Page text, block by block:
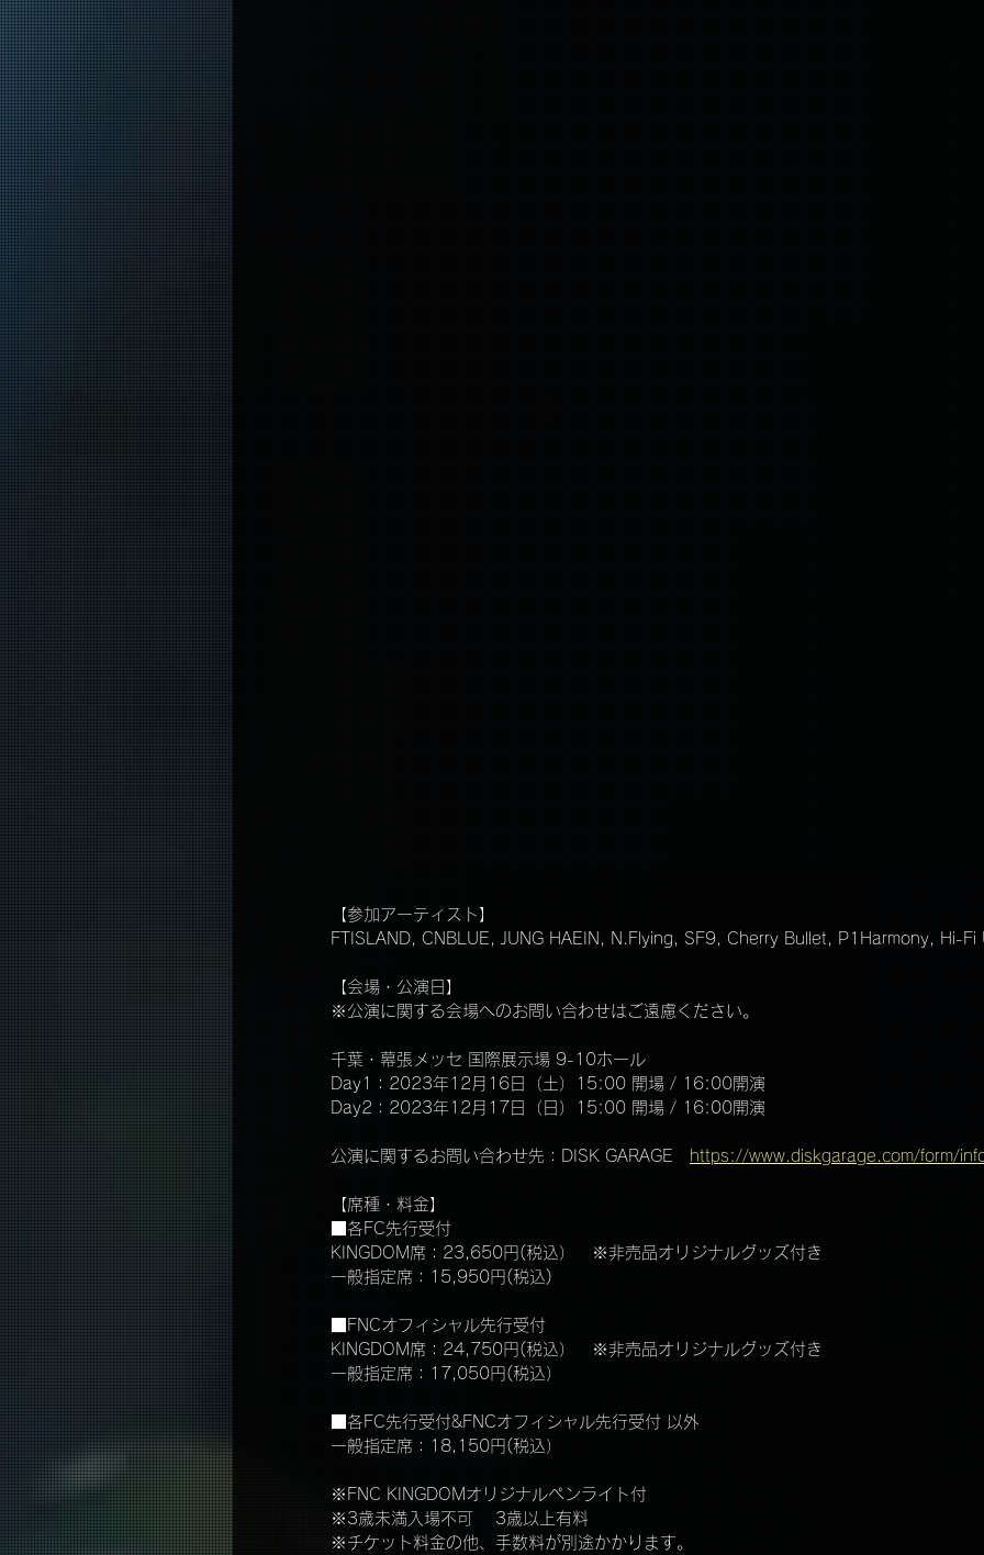
【参加アーティスト】
FTISLAND, CNBLUE, JUNG HAEIN, N.Flying, SF9, Cherry Bullet, P1Harmony, Hi-Fi
【会場・公演日】
※公演に関する会場へのお問い合わせはご遠慮ください。
千葉・幕張メッセ 国際展示場 9-10ホール
Day1：2023年12月16日（土）15:00 開場 / 16:00開演
Day2：2023年12月17日（日）15:00 開場 / 16:00開演
公演に関するお問い合わせ先：DISK GARAGE https://www.diskgarage.com/form/
【席種・料金】
■各FC先行受付
KINGDOM席：23,650円(税込）　※非売品オリジナルグッズ付き
一般指定席：15,950円(税込)
■FNCオフィシャル先行受付
KINGDOM席：24,750円(税込）　※非売品オリジナルグッズ付き
一般指定席：17,050円(税込）
■各FC先行受付&FNCオフィシャル先行受付 以外
一般指定席：18,150円(税込）
※FNC KINGDOMオリジナルペンライト付
※3歳未満入場不可　 3歳以上有料
※チケット料金の他、手数料が別途かかります。